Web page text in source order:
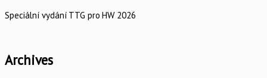
Speciální vydání TTG pro HW 2026
Archives